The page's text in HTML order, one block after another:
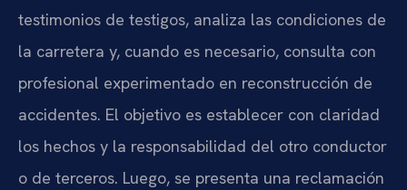
testimonios de testigos, analiza las condiciones de
la carretera y, cuando es necesario, consulta con
profesional experimentado en reconstrucción de
accidentes. El objetivo es establecer con claridad
los hechos y la responsabilidad del otro conductor
o de terceros. Luego, se presenta una reclamación